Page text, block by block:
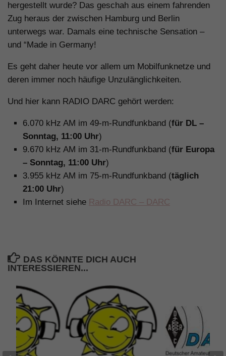
hergestellt wurde? Das geschah aus einem fahrenden
Zug heraus der zwischen Hamburg und Berlin
unterwegs war. Damals eine technische Sensation –
und “Made in Germany!
Es geht daher heute vor allem um Mobilfunknetze und
deren immer noch häufige Unzulänglichkeiten.
Und hier kann RADIO DARC gehört werden:
6.070 kHz AM im 49-m-Rundfunkband (für DL –
Sonntag, 11:00 Uhr)
9.670 kHz AM im 31-m-Rundfunkband (für Europa
– Sonntag, 11:00 Uhr)
3.955 kHz AM im 75-m-Rundfunkband (täglich
21:00 Uhr)
Im Internet siehe Radio DARC – DARC
DAS KÖNNTE DICH AUCH
INTERESSIEREN...